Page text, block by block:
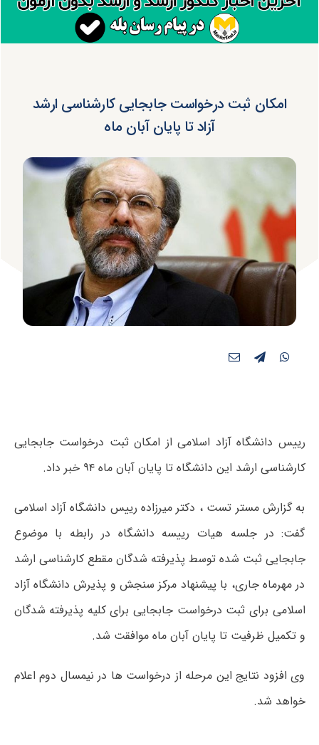
امکان ثبت درخواست جابجایی کارشناسی ارشد
آزاد تا پایان آبان ماه
رییس دانشگاه آزاد اسلامی از امکان ثبت درخواست جابجایی
کارشناسی ارشد این دانشگاه تا پایان آبان ماه ۹۴ خبر داد.
به گزارش مستر تست ، دکتر میرزاده رییس دانشگاه آزاد اسلامی
گفت: در جلسه هیات رییسه دانشگاه در رابطه با موضوع
جابجایی ثبت شده توسط پذیرفته شدگان مقطع کارشناسی ارشد
در مهرماه جاری، با پیشنهاد مرکز سنجش و پذیرش دانشگاه آزاد
اسلامی برای ثبت درخواست جابجایی برای کلیه پذیرفته شدگان
و تکمیل ظرفیت تا پایان آبان ماه موافقت شد.
وی افزود نتایج این مرحله از درخواست ها در نیمسال دوم اعلام
خواهد شد.